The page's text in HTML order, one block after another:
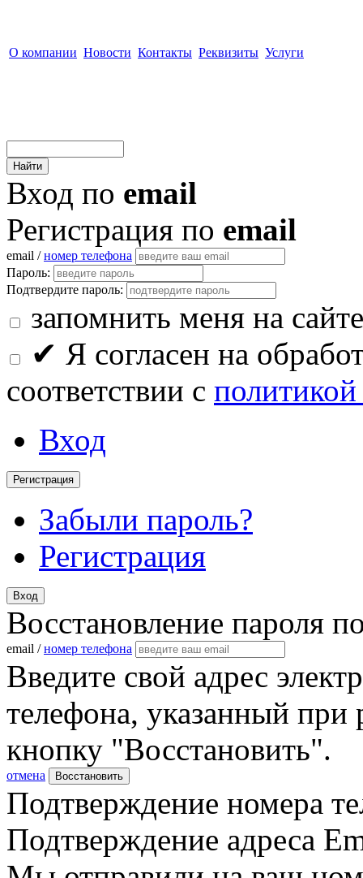
О компании Новости Контакты Реквизиты Услуги
Вход по email
Регистрация по email
email /номер телефона
Пароль:
Подтвердите пароль:
запомнить меня на сайте
✔ Я согласен на
соответствии с
Вход
Регистрация
Забыли пароль?
Регистрация
Вход
Восстановление пароля
email /номер телефона
Введите свой адрес
телефона, указанный при
кнопку "Восстановить".
отмена Восстановить
Подтверждение номера
Подтверждение адреса